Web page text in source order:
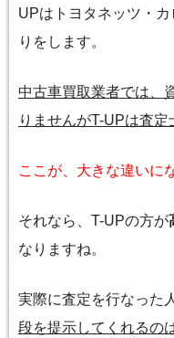
UPはトヨタネッツ・
りをします。
中古車買取業者では、
りませんがT-UPは査定
ここが、大きな違いに
それなら、T-UPの方が
なりますね。
実際に査定を行なった
段を提示してくれるの